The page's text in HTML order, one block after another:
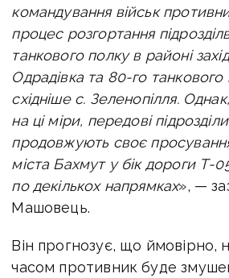
командування військ
процес розгортання
танкового полку в районі
Одрадівка та 80-го танкового
східніше с. Зеленопілля.
на ці міри, передові
продовжують своє
міста Бахмут у бік дороги Т-
по декількох напрямках», —
Машовець.
Він прогнозує, що ймовірно,
часом противник буде